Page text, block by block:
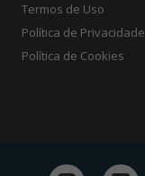
Termos de Uso
Política de Privacidade
Política de Cookies